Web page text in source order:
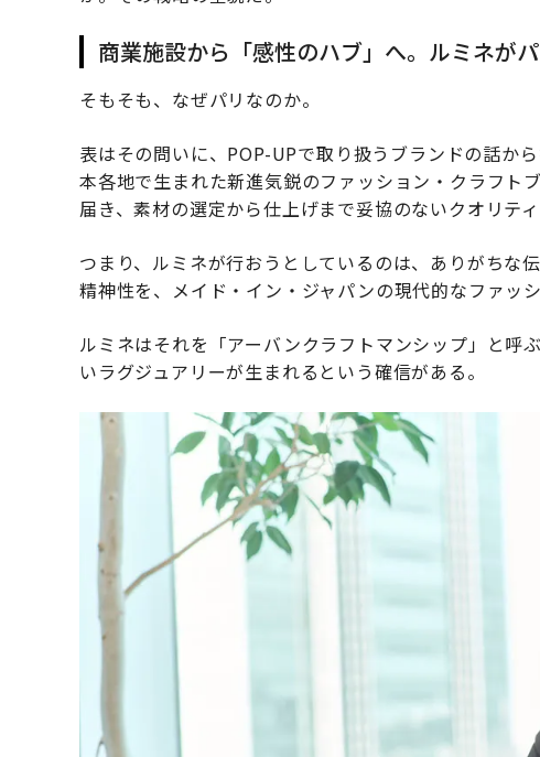
商業施設から「感性のハブ」へ。ルミネが
そもそも、なぜパリなのか。
表はその問いに、POP-UPで取り扱うブランドの話か
本各地で生まれた新進気鋭のファッション・クラフト
届き、素材の選定から仕上げまで妥協のないクオリティ
つまり、ルミネが行おうとしているのは、ありがちな
精神性を、メイド・イン・ジャパンの現代的なファッ
ルミネはそれを「アーバンクラフトマンシップ」と呼
いラグジュアリーが生まれるという確信がある。